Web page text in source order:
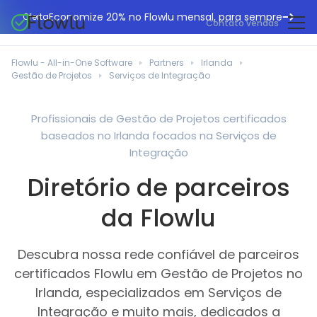
OfertaEconomize 20% no Flowlu mensal, para sempre
Contato vendas
Gestão de projetos
Faturação online
Automação do fluxo de trabalho
Ferramentas de colaboração
Gestão financeira
Base de conhecimento
Agências de marketing
Departamentos de TI
Profissionais jurídicos
Empresas de fabrico
Pequenos negócios
Planeadores de eventos
Central de ajuda
Blogue Flowlu
Guias
Casos de utilização
Ferramentas gratuitas
Português
Flowlu - All-in-One Software Partners
Irlanda
Gestão de Projetos
Serviços de Integração
Profissionais de Gestão de Projetos certificados
baseados no Irlanda focados na Serviços de
Integração
Diretório de parceiros
da Flowlu
Descubra nossa rede confiável de parceiros
certificados Flowlu em Gestão de Projetos no
Irlanda, especializados em Serviços de
Integração e muito mais, dedicados a